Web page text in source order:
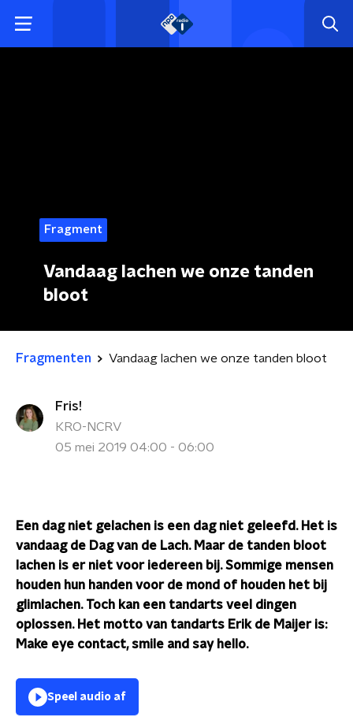
Fragment
Vandaag lachen we onze tanden
bloot
Fragmenten Vandaag lachen we onze tanden bloot
Fris!
KRO-NCRV
05 mei 2019 04:00 - 06:00
Een dag niet gelachen is een dag niet geleefd. Het is
vandaag de Dag van de Lach. Maar de tanden bloot
lachen is er niet voor iedereen bij. Sommige mensen
houden hun handen voor de mond of houden het bij
glimlachen. Toch kan een tandarts veel dingen
oplossen. Het motto van tandarts Erik de Maijer is:
Make eye contact, smile and say hello.
Speel audio af